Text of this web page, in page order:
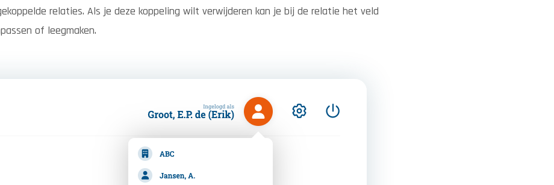
relaties. Als je deze koppeling wilt verwijderen kan je bij de relatie het veld
of leegmaken.